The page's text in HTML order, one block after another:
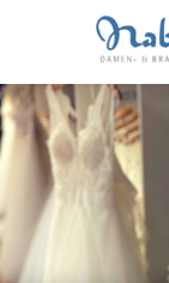
Hauptinhalt
springen